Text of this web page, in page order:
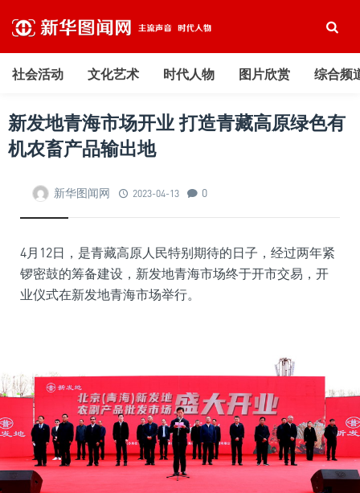
社会活动 文化艺术 时代人物 图片欣赏 综合频
新发地青海市场开业 打造青藏高原绿色有
机农畜产品输出地
新华图闻网 2023-04-13 0
4月12日，是青藏高原人民特别期待的日子，经过两年紧
锣密鼓的筹备建设，新发地青海市场终于开市交易，开
业仪式在新发地青海市场举行。